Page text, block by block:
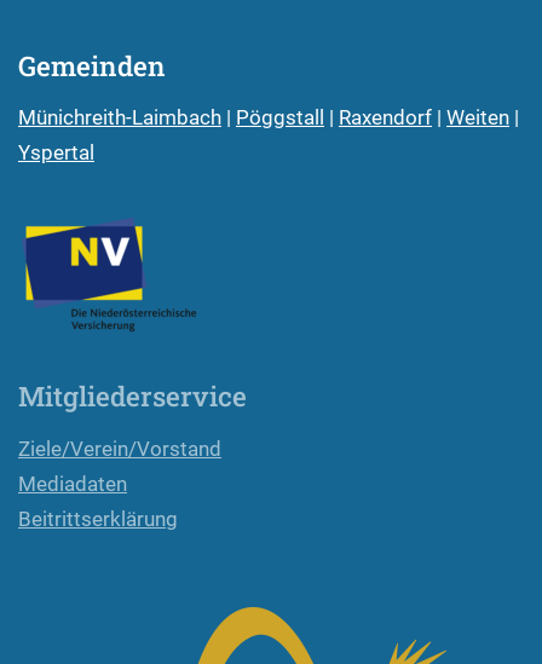
Gemeinden
Münichreith-Laimbach Pöggstall Raxendorf Weiten
Yspertal
Mitgliederservice
Ziele/Verein/Vorstand
Mediadaten
Beitrittserklärung